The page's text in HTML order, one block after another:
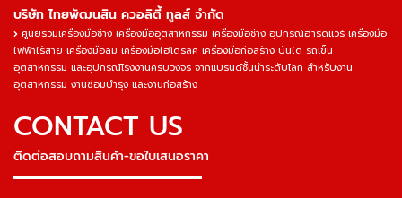
บริษัท ไทยพัฒนสิน ควอลิตี้ ทูลส์ จำกัด
ศูนย์รวมเครื่องมือช่าง เครื่องมืออุตสาหกรรม เครื่องมือช่าง อุปกรณ์ฮาร์ดแวร์ เครื่องมือ
ไฟฟ้าไร้สาย เครื่องมือลม เครื่องมือไฮโดรลิค เครื่องมือก่อสร้าง บันได รถเข็น
อุตสาหกรรม และอุปกรณ์โรงงานครบวงจร จากแบรนด์ชั้นนำระดับโลก สำหรับงาน
อุตสาหกรรม งานซ่อมบำรุง และงานก่อสร้าง
CONTACT US
ติดต่อสอบถามสินค้า-ขอใบเสนอราคา
▬▬▬▬▬▬▬▬▬▬▬▬▬▬▬